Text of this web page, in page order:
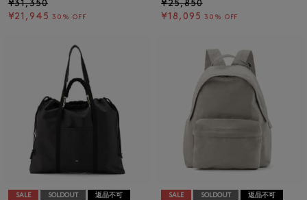
¥31,350
¥21,945 30% OFF
¥25,850
¥18,095 30% OFF
SALE SOLDOUT 返品不可 SALE SOLDOUT 返品不可